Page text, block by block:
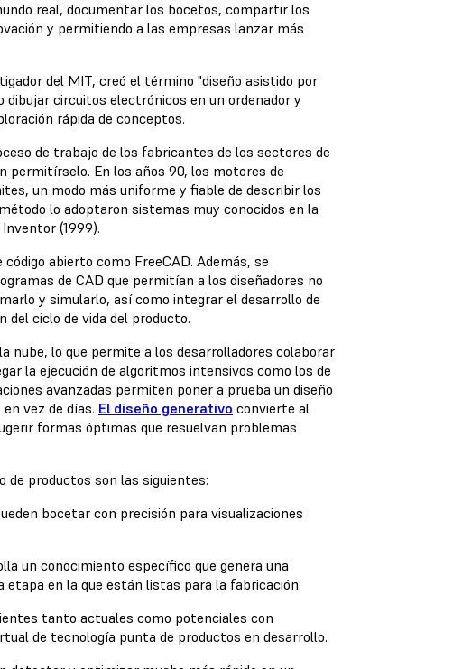
real, documentar los bocetos, compartir los
y permitiendo a las empresas lanzar más
del MIT, creó el término "diseño asistido por
circuitos electrónicos en un ordenador y
rápida de conceptos.
de trabajo de los fabricantes de los sectores de
permitírselo. En los años 90, los motores de
un modo más uniforme y fiable de describir los
lo adoptaron sistemas muy conocidos en la
(1999).
abierto como FreeCAD. Además, se
de CAD que permitían a los diseñadores no
y simularlo, así como integrar el desarrollo de
ciclo de vida del producto.
nube, lo que permite a los desarrolladores colaborar
la ejecución de algoritmos intensivos como los de
avanzadas permiten poner a prueba un diseño
vez de días. El diseño generativo convierte al
formas óptimas que resuelvan problemas
de productos son las siguientes:
bocetar con precisión para visualizaciones
un conocimiento específico que genera una
en la que están listas para la fabricación.
tanto actuales como potenciales con
de tecnología punta de productos en desarrollo.